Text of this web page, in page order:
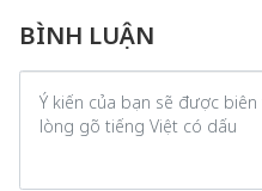
BÌNH LUẬN